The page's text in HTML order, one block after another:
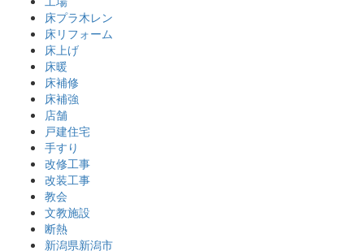
床プラ木レン
床リフォーム
床上げ
床暖
床補修
床補強
店舗
戸建住宅
手すり
改修工事
改装工事
教会
文教施設
断熱
新潟県新潟市